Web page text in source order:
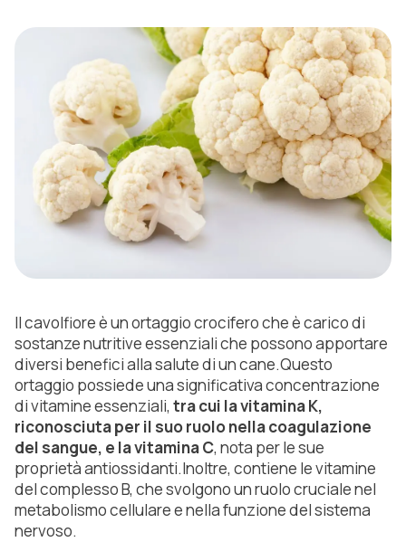
Il cavolfiore è un ortaggio crocifero che è carico di
sostanze nutritive essenziali che possono apportare
diversi benefici alla salute di un cane.Questo
ortaggio possiede una significativa concentrazione
di vitamine essenziali, tra cui la vitamina K,
riconosciuta per il suo ruolo nella coagulazione
del sangue, e la vitamina C, nota per le sue
proprietà antiossidanti.Inoltre, contiene le vitamine
del complesso B, che svolgono un ruolo cruciale nel
metabolismo cellulare e nella funzione del sistema
nervoso.